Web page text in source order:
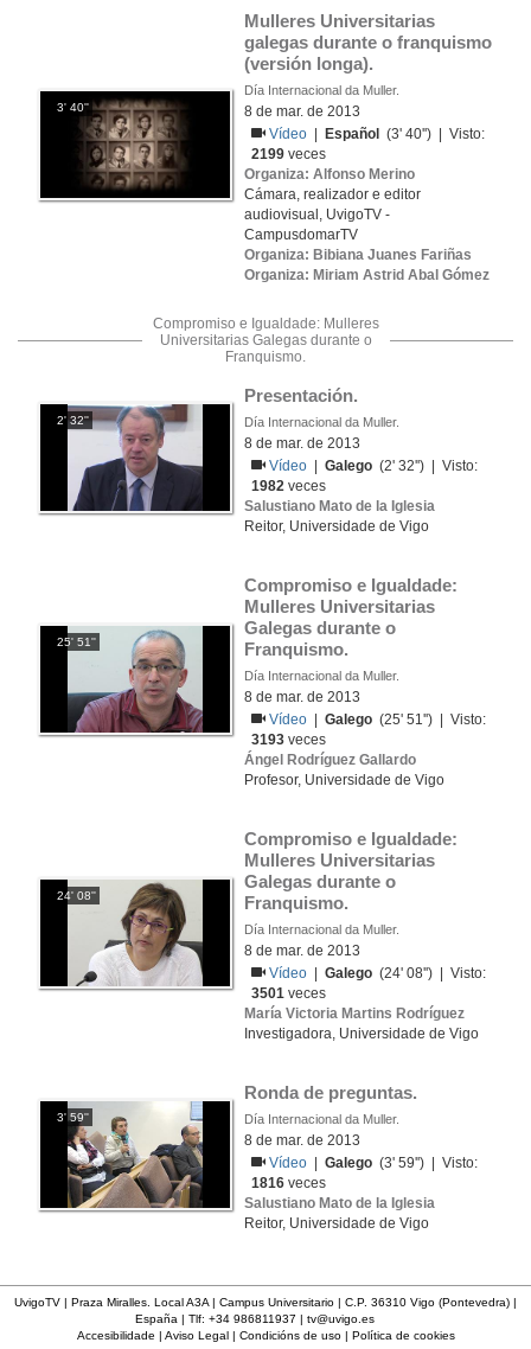
3' 40''
Mulleres Universitarias
galegas durante o franquismo
(versión longa).
Día Internacional da Muller.
8 de mar. de 2013
Vídeo
Español
(3' 40'') | Visto:
2199 veces
Organiza: Alfonso Merino
Cámara, realizador e editor
audiovisual, UvigoTV -
CampusdomarTV
Organiza: Bibiana Juanes Fariñas
Organiza: Miriam Astrid Abal Gómez
Compromiso e Igualdade: Mulleres
Universitarias Galegas durante o
Franquismo.
2' 32''
Presentación.
Día Internacional da Muller.
8 de mar. de 2013
Vídeo
|Galego (2' 32'') | Visto:
1982 veces
Salustiano Mato de la Iglesia
Reitor, Universidade de Vigo
25' 51''
Compromiso e Igualdade:
Mulleres Universitarias
Galegas durante o
Franquismo.
Día Internacional da Muller.
8 de mar. de 2013
Vídeo
|Galego (25' 51'') | Visto:
3193 veces
Ángel Rodríguez Gallardo
Profesor, Universidade de Vigo
24' 08''
Compromiso e Igualdade:
Mulleres Universitarias
Galegas durante o
Franquismo.
Día Internacional da Muller.
8 de mar. de 2013
Vídeo
|Galego (24' 08'') | Visto:
3501 veces
María Victoria Martins Rodríguez
Investigadora, Universidade de Vigo
3' 59''
Ronda de preguntas.
Día Internacional da Muller.
8 de mar. de 2013
Vídeo
|Galego (3' 59'') | Visto:
1816 veces
Salustiano Mato de la Iglesia
Reitor, Universidade de Vigo
UvigoTV | Praza Miralles. Local A3A | Campus Universitario | C.P. 36310 Vigo (Pontevedra) |
España | Tlf: +34 986811937 | tv@uvigo.es
Accesibilidade | Aviso Legal| Condicións de uso| Política de cookies